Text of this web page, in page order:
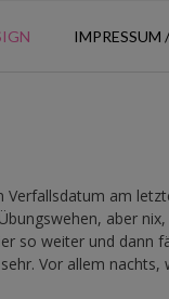
IMPRESSUM
am
aber
so weiter und dann
Vor allem